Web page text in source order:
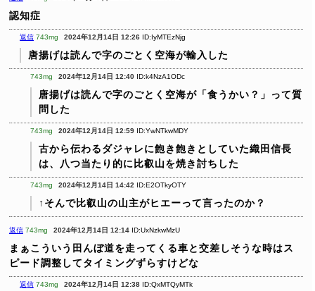
認知症
返信 743mg 2024年12月14日 12:26 ID:IyMTEzNjg
唐揚げは読んで字のごとく空海が輸入した
743mg 2024年12月14日 12:40 ID:k4NzA1ODc
唐揚げは読んで字のごとく空海が「食うかい？」って質
問した
743mg 2024年12月14日 12:59 ID:YwNTkwMDY
古から伝わるダジャレに飽き飽きとしていた織田信長
は、八つ当たり的に比叡山を焼き討ちした
743mg 2024年12月14日 14:42 ID:E2OTkyOTY
↑そんで比叡山の山主がヒエーって言ったのか？
返信 743mg 2024年12月14日 12:14 ID:UxNzkwMzU
まぁこういう田んぼ道を走ってくる車と交差しそうな時はス
ピード調整してタイミングずらすけどな
返信 743mg 2024年12月14日 12:38 ID:QxMTQyMTk